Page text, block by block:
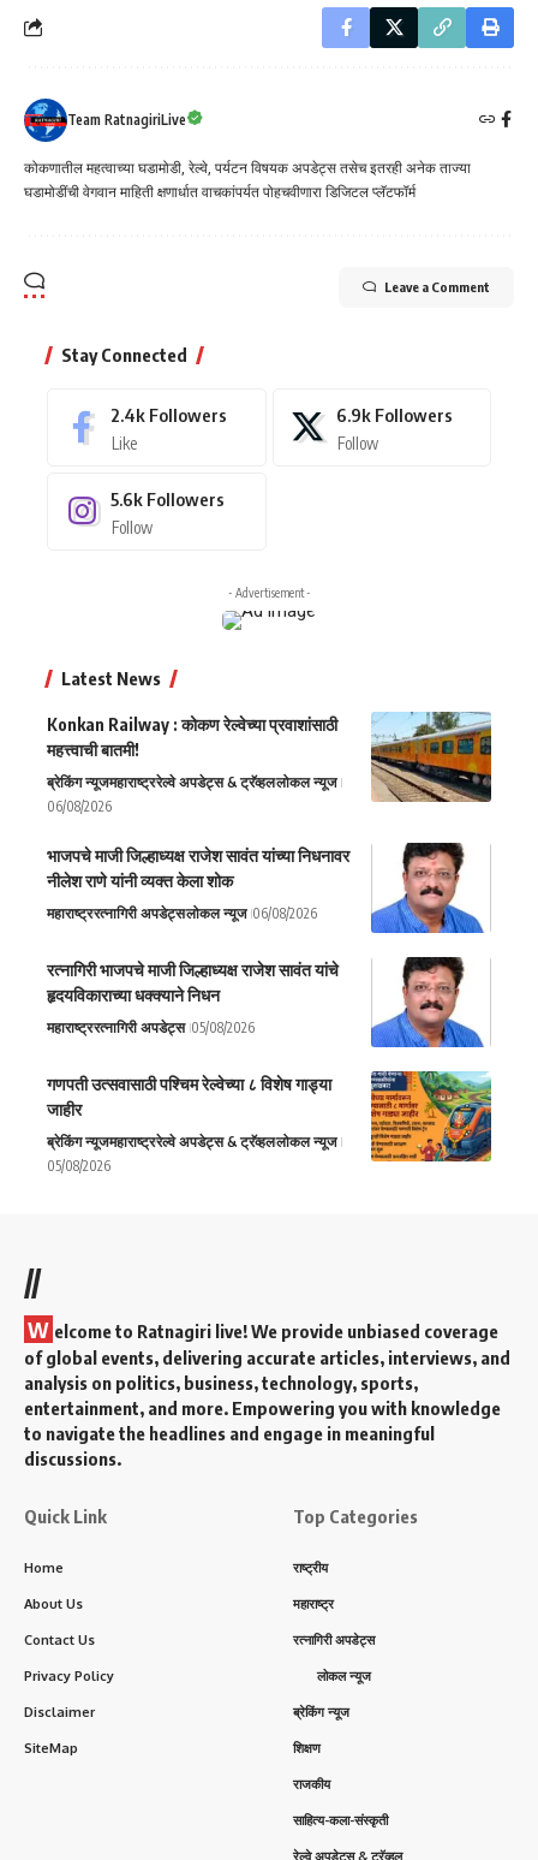
Team RatnagiriLive
कोकणातील महत्वाच्या घडामोडी, रेल्वे, पर्यटन विषयक अपडेट्स तसेच इतरही अनेक ताज्या
घडामोडींची वेगवान माहिती क्षणार्धात वाचकांपर्यत पोहचवीणारा डिजिटल प्लॅटफॉर्म
Leave a Comment
Stay Connected
2.4k Followers
Like
6.9k Followers
Follow
5.6k Followers
Follow
- Advertisement -
Latest News
Konkan Railway : कोकण रेल्वेच्या प्रवाशांसाठी
महत्त्वाची बातमी!
ब्रेकिंग न्यूजमहाराष्ट्ररेल्वे अपडेट्स & ट्रॅव्हललोकल न्यूज
06/08/2026
भाजपचे माजी जिल्हाध्यक्ष राजेश सावंत यांच्या निधनावर
नीलेश राणे यांनी व्यक्त केला शोक
महाराष्ट्ररत्नागिरी अपडेट्सलोकल न्यूज 06/08/2026
रत्नागिरी भाजपचे माजी जिल्हाध्यक्ष राजेश सावंत यांचे
हृदयविकाराच्या धक्क्याने निधन
महाराष्ट्ररत्नागिरी अपडेट्स 05/08/2026
गणपती उत्सवासाठी पश्चिम रेल्वेच्या ८ विशेष गाड्या
जाहीर
ब्रेकिंग न्यूजमहाराष्ट्ररेल्वे अपडेट्स & ट्रॅव्हललोकल न्यूज
05/08/2026
//
W elcome to Ratnagiri live! We provide unbiased coverage
of global events, delivering accurate articles, interviews, and
analysis on politics, business, technology, sports,
entertainment, and more. Empowering you with knowledge
to navigate the headlines and engage in meaningful
discussions.
Quick Link
Home
About Us
Contact Us
Privacy Policy
Disclaimer
SiteMap
Top Categories
राष्ट्रीय
महाराष्ट्र
रत्नागिरी अपडेट्स
लोकल न्यूज
ब्रेकिंग न्यूज
शिक्षण
राजकीय
साहित्य-कला-संस्कृती
रेल्वे अपडेट्स & ट्रॅव्हल